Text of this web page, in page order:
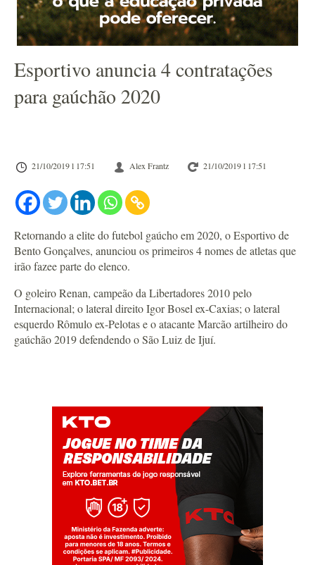
Esportivo anuncia 4 contratações
para gaúchão 2020
21/10/2019 l 17:51 Alex Frantz 21/10/2019 l 17:51
Retornando a elite do futebol gaúcho em 2020, o Esportivo de
Bento Gonçalves, anunciou os primeiros 4 nomes de atletas que
irão fazee parte do elenco.
O goleiro Renan, campeão da Libertadores 2010 pelo
Internacional; o lateral direito Igor Bosel ex-Caxias; o lateral
esquerdo Rômulo ex-Pelotas e o atacante Marcão artilheiro do
gaúchão 2019 defendendo o São Luiz de Ijuí.